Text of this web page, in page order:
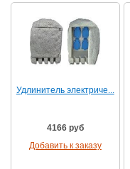
Удлинитель электриче...
4166 руб
Добавить к заказу